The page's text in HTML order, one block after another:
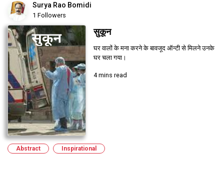
Surya Rao Bomidi
1 Followers
सुकून
घर वालों के मना करने के बावजूद ऑन्टी से मिलने उनके
घर चला गया।
4 mins read
Abstract Inspirational